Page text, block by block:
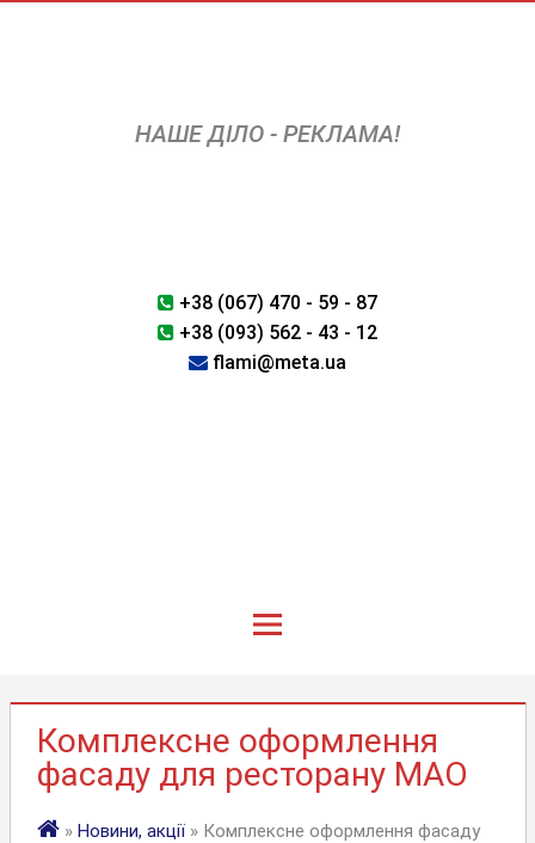
НАШЕ ДІЛО - РЕКЛАМА!
+38 (067) 470 - 59 - 87
+38 (093) 562 - 43 - 12
flami@meta.ua
Комплексне оформлення
фасаду для ресторану МАО
» Новини, акції » Комплексне оформлення фасаду